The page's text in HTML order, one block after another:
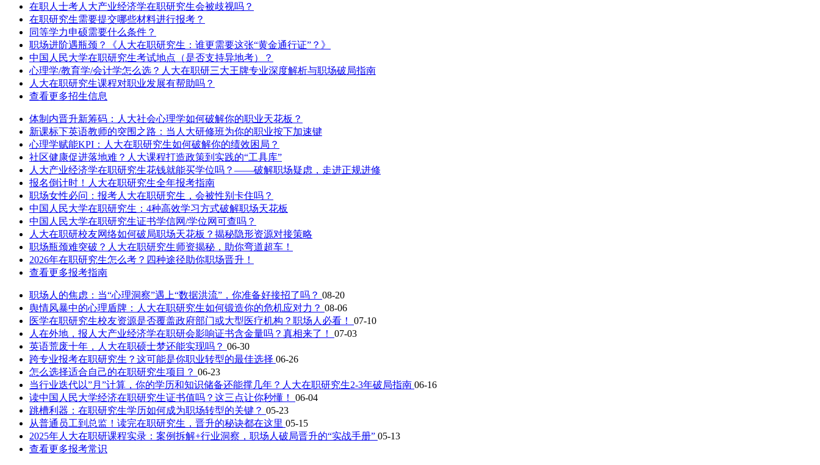
在职人士考人大产业经济学在职研究生会被歧视吗？
在职研究生需要提交哪些材料进行报考？
同等学力申硕需要什么条件？
职场进阶遇瓶颈？《人大在职研究生：谁更需要这张“黄金通行证”？》
中国人民大学在职研究生考试地点（是否支持异地考）？
心理学/教育学/会计学怎么选？人大在职研三大王牌专业深度解析与职场破局指南
人大在职研究生课程对职业发展有帮助吗？
查看更多招生信息
体制内晋升新筹码：人大社会心理学如何破解你的职业天花板？
新课标下英语教师的突围之路：当人大研修班为你的职业按下加速键
心理学赋能KPI：人大在职研究生如何破解你的绩效困局？
社区健康促进落地难？人大课程打造政策到实践的“工具库”
人大产业经济学在职研究生花钱就能买学位吗？——破解职场疑虑，走进正规进修
报名倒计时！人大在职研究生全年报考指南
职场女性必问：报考人大在职研究生，会被性别卡住吗？
中国人民大学在职研究生：4种高效学习方式破解职场天花板
中国人民大学在职研究生证书学信网/学位网可查吗？
人大在职研校友网络如何破局职场天花板？揭秘隐形资源对接策略
职场瓶颈难突破？人大在职研究生师资揭秘，助你弯道超车！
2026年在职研究生怎么考？四种途径助你职场晋升！
查看更多报考指南
职场人的焦虑：当“心理洞察”遇上“数据洪流”，你准备好接招了吗？ 08-20
舆情风暴中的心理盾牌：人大在职研究生如何锻造你的危机应对力？ 08-06
医学在职研究生校友资源是否覆盖政府部门或大型医疗机构？职场人必看！ 07-10
人在外地，报人大产业经济学在职研会影响证书含金量吗？真相来了！ 07-03
英语荒废十年，人大在职硕士梦还能实现吗？ 06-30
跨专业报考在职研究生？这可能是你职业转型的最佳选择 06-26
怎么选择适合自己的在职研究生项目？ 06-23
当行业迭代以”月”计算，你的学历和知识储备还能撑几年？人大在职研究生2-3年破局指南 06-16
读中国人民大学经济在职研究生证书值吗？这三点让你秒懂！ 06-04
跳槽利器：在职研究生学历如何成为职场转型的关键？ 05-23
从普通员工到总监！读完在职研究生，晋升的秘诀都在这里 05-15
2025年人大在职研课程实录：案例拆解+行业洞察，职场人破局晋升的“实战手册” 05-13
查看更多报考常识